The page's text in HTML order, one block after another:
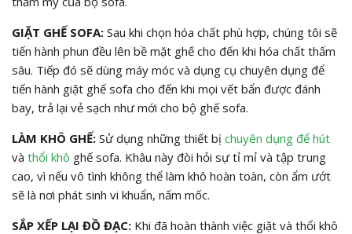
GIẶT GHẾ SOFA: Sau khi chọn hóa chất phù hợp, chúng tôi sẽ
tiến hành phun đều lên bề mặt ghế cho đến khi hóa chất thấm
sâu. Tiếp đó sẽ dùng máy móc và dụng cụ chuyên dụng để
tiến hành giặt ghế sofa cho đến khi mọi vết bẩn được đánh
bay, trả lại vẻ sạch như mới cho bộ ghế sofa.
LÀM KHÔ GHẾ: Sử dụng những thiết bị chuyên dụng để hút
và thổi khô ghế sofa. Khâu này đòi hỏi sự tỉ mỉ và tập trung
cao, vì nếu vô tình không thể làm khô hoàn toàn, còn ẩm ướt
sẽ là nơi phát sinh vi khuẩn, nấm mốc.
SẮP XẾP LẠI ĐỒ ĐẠC: Khi đã hoàn thành việc giặt và thổi khô